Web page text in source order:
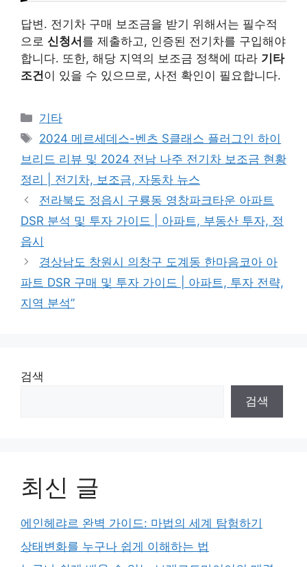
답변. 전기차 구매 보조금을 받기 위해서는 필수적
으로 신청서 를 제출하고, 인증된 전기차를 구입해야
합니다. 또한, 해당 지역의 보조금 정책에 따라 기타
조건이 있을 수 있으므로, 사전 확인이 필요합니다.
Categories
기타
Tags
2024 메르세데스-벤츠 S클래스 플러그인 하이
브리드 리뷰 및 2024 전남 나주 전기차 보조금 현황
정리 | 전기차, 보조금, 자동차 뉴스
전라북도 정읍시 구룡동 영창파크타운 아파트
DSR 분석 및 투자 가이드 | 아파트, 부동산 투자, 정
읍시
경상남도 창원시 의창구 도계동 한마음코아 아
파트 DSR 구매 및 투자 가이드 | 아파트, 투자 전략,
지역 분석”
검색
검색
최신 글
에인헤랴르 완벽 가이드: 마법의 세계 탐험하기
상태변화를 누구나 쉽게 이해하는 법